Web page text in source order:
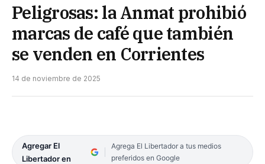
Peligrosas: la Anmat prohibió
marcas de café que también
se venden en Corrientes
14 de noviembre de 2025
Agregar El
Libertador en
Agrega El Libertador a tus medios
preferidos en Google